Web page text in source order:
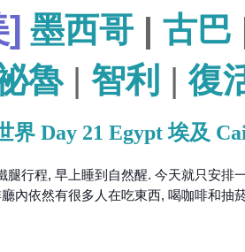
] 墨西哥 | 古巴
魯| 智利 |復
界 Day 21 Egypt 埃及
腿行程, 早上睡到自然醒. 今天就只安排
內依然有很多人在吃東西, 喝咖啡和抽